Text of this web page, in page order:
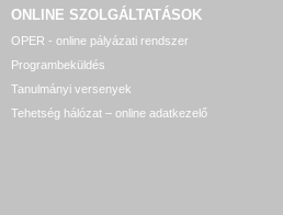
ONLINE SZOLGÁLTATÁSOK
OPER - online pályázati rendszer
Programbeküldés
Tanulmányi versenyek
Tehetség hálózat – online adatkezelő